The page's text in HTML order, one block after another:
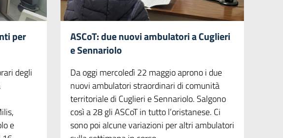
per
degli
e
ASCoT: due nuovi ambulatori a Cuglieri
e Sennariolo
Da oggi mercoledì 22 maggio aprono i due
nuovi ambulatori straordinari di comunità
territoriale di Cuglieri e Sennariolo. Salgono
così a 28 gli ASCoT in tutto l’oristanese. Ci
sono poi alcune variazioni per altri ambulatori